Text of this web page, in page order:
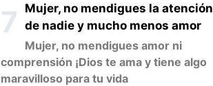
7
Mujer, no mendigues la atención
de nadie y mucho menos amor
Mujer, no mendigues amor ni
comprensión ¡Dios te ama y tiene algo
maravilloso para tu vida